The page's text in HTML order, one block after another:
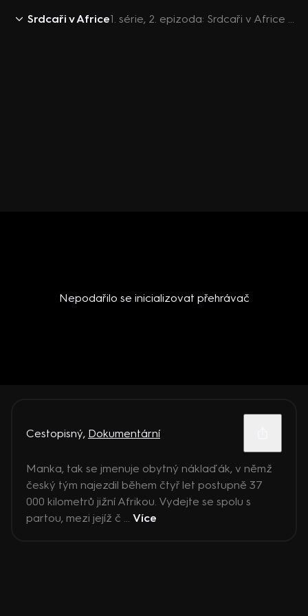
Srdcaři v Africe 1. série, 2. epizoda: Srdcaři v Africe (2)
Nepodařilo se inicializovat přehrávač
Cestopisný, Dokumentární
Manka, tak se jmenuje obytný náklaďák, v němž
český tým najezdil během čtyř let postupně 37
000 kilometrů jižní Afrikou. Vydejte se spolu s
partou, mezi jejíž č ... Více